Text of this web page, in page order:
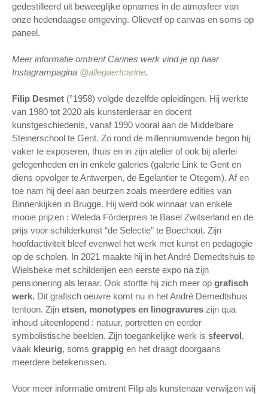
gedestilleerd uit beweeglijke opnames in de atmosfeer van
onze hedendaagse omgeving. Olieverf op canvas en soms op
paneel.
Meer informatie omtrent Carines werk vind je op haar
Instagrampagina @allegaertcarine.
Filip Desmet (°1958) volgde dezelfde opleidingen. Hij werkte
van 1980 tot 2020 als kunstenleraar en docent
kunstgeschiedenis, vanaf 1990 vooral aan de Middelbare
Steinerschool te Gent. Zo rond de millenniumwende begon hij
vaker te exposeren, thuis en in zijn atelier of ook bij allerlei
gelegenheden en in enkele galeries (galerie Link te Gent en
diens opvolger te Antwerpen, de Egelantier te Otegem). Af en
toe nam hij deel aan beurzen zoals meerdere edities van
Binnenkijken in Brugge. Hij werd ook winnaar van enkele
mooie prijzen : Weleda Förderpreis te Basel Zwitserland en de
prijs voor schilderkunst “de Selectie” te Boechout. Zijn
hoofdactiviteit bleef evenwel het werk met kunst en pedagogie
op de scholen. In 2021 maakte hij in het André Demedtshuis te
Wielsbeke met schilderijen een eerste expo na zijn
pensionering als leraar. Ook stortte hij zich meer op grafisch
werk. Dit grafisch oeuvre komt nu in het André Demedtshuis
tentoon. Zijn etsen, monotypes en linogravures zijn qua
inhoud uiteenlopend : natuur, portretten en eerder
symbolistische beelden. Zijn toegankelijke werk is sfeervol,
vaak kleurig, soms grappig en het draagt doorgaans
meerdere betekenissen.
Voor meer informatie omtrent Filip als kunstenaar verwijzen wij